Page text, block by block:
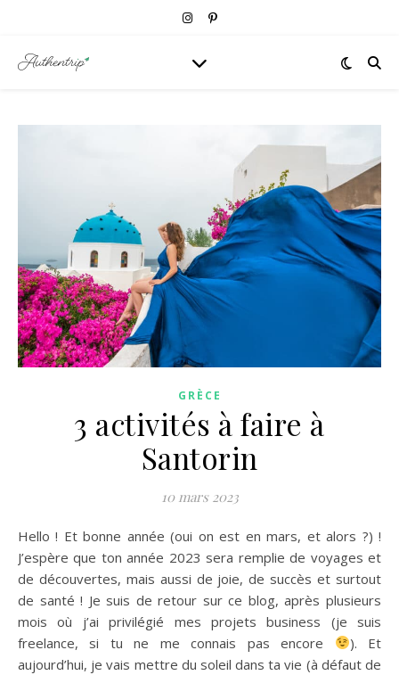
GRÈCE
3 activités à faire à
Santorin
10 mars 2023
Hello ! Et bonne année (oui on est en mars, et alors ?) !
J’espère que ton année 2023 sera remplie de voyages et
de découvertes, mais aussi de joie, de succès et surtout
de santé ! Je suis de retour sur ce blog, après plusieurs
mois où j’ai privilégié mes projets business (je suis
freelance, si tu ne me connais pas encore
). Et
aujourd’hui, je vais mettre du soleil dans ta vie (à défaut de